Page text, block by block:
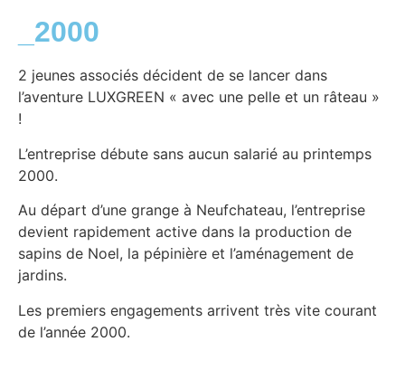
_2000
2 jeunes associés décident de se lancer dans
l’aventure LUXGREEN « avec une pelle et un râteau »
!
L’entreprise débute sans aucun salarié au printemps
2000.
Au départ d’une grange à Neufchateau, l’entreprise
devient rapidement active dans la production de
sapins de Noel, la pépinière et l’aménagement de
jardins.
Les premiers engagements arrivent très vite courant
de l’année 2000.